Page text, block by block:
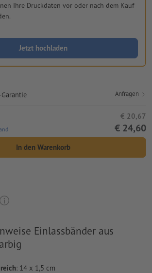
Ihre Druckdaten vor oder nach dem Kauf
Jetzt hochladen
Anfragen
€ 20,67
€ 24,60
In den Warenkorb
Einlassbänder aus
: 14 x 1,5 cm